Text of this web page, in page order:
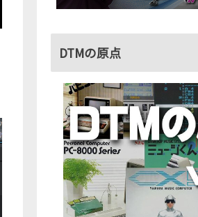
DTMの原点